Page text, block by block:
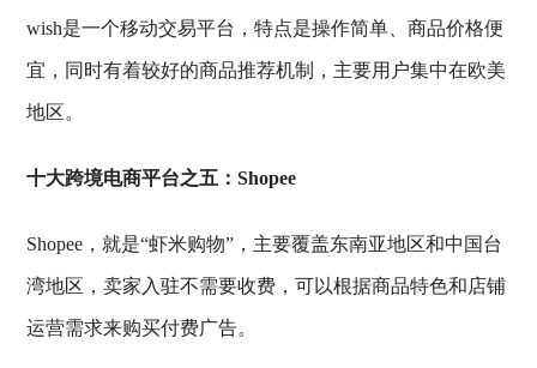
wish是一个移动交易平台，特点是操作简单、商品价格便
宜，同时有着较好的商品推荐机制，主要用户集中在欧美
地区。
十大跨境电商平台之五：Shopee
Shopee，就是“虾米购物”，主要覆盖东南亚地区和中国台
湾地区，卖家入驻不需要收费，可以根据商品特色和店铺
运营需求来购买付费广告。